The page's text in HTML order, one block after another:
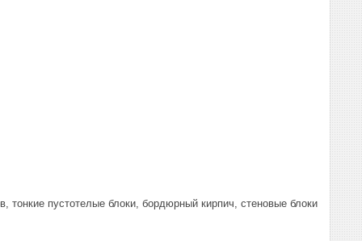
тонкие пустотелые блоки, бордюрный кирпич, стеновые блоки